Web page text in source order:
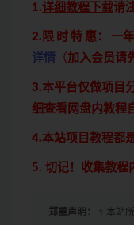
1.详细教程下载请
2.限 时 特 惠： 一
详情 （ 加入会员请
3.本平台仅做项目
细查看网盘内教程
4.本站项目教程都
5. 切记！收集教程
郑重声明：
1.本站